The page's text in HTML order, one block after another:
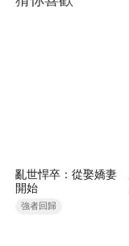
亂世悍卒：從娶嬌妻
開始
強者回歸